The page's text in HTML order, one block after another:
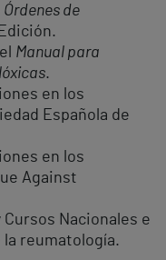
Órdenes de
Manual para
.
en los
Española de
en los
Against
Cursos Nacionales e
la reumatología.